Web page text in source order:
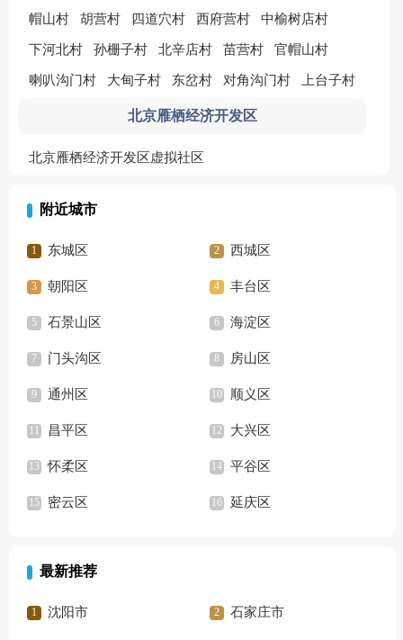
帽山村 胡营村 四道穴村 西府营村 中榆树店村
下河北村 孙栅子村 北辛店村 苗营村 官帽山村
喇叭沟门村 大甸子村 东岔村 对角沟门村 上台子村
北京雁栖经济开发区
北京雁栖经济开发区虚拟社区
附近城市
东城区 西城区
朝阳区 丰台区
石景山区 海淀区
门头沟区 房山区
通州区 顺义区
昌平区 大兴区
怀柔区 平谷区
密云区 延庆区
最新推荐
沈阳市 石家庄市